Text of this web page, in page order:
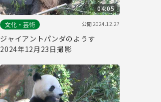
04:05
文化・芸術
公開2024.12.27
ジャイアントパンダのようす
2024年12月23日撮影